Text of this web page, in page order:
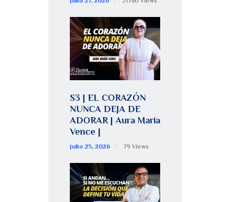
S3 | EL CORAZÓN
NUNCA DEJA DE
ADORAR | Aura María
Vence |
julio 25, 2026 79 Views